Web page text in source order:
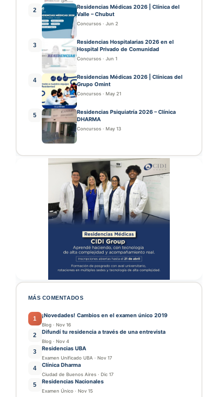
2
Residencias Médicas 2026 | Clínica del
Valle – Chubut
Concursos · Jun 2
3
Residencias Hospitalarias 2026 en el
Hospital Privado de Comunidad
Concursos · Jun 1
4
Residencias Médicas 2026 | Clínicas del
Grupo Omint
Concursos · May 21
5
Residencias Psiquiatría 2026 – Clínica
DHARMA
Concursos · May 13
MÁS COMENTADOS
1 ¡Novedades! Cambios en el examen único 2019
Blog · Nov 16
2 Difundí tu residencia a través de una entrevista
Blog · Nov 4
3 Residencias UBA
Examen Unificado UBA · Nov 17
4 Clínica Dharma
Ciudad de Buenos Aires · Dic 17
5 Residencias Nacionales
Examen Único · Nov 15